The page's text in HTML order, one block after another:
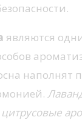
являются
наполнят
цитрусовые